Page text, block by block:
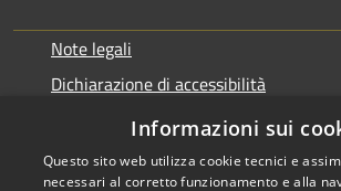
Note legali
Dichiarazione di accessibilità
Obbiettivi di accessibilità
Informazioni sui
Questo sito web utilizza cookie tecnici e
necessari al corretto funzionamento e alla